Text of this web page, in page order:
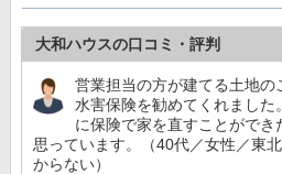
大和ハウスの口コミ・評判
営業担当の方が建てる土地の
水害保険を勧めてくれまし
に保険で家を直すことができ
思っています。（40代／女性／東
からない）